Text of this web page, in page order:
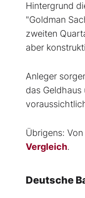
Hintergrund
"Goldman
zweiten
aber
Anleger
das
Übrigens:
Vergleich.
Deutsche